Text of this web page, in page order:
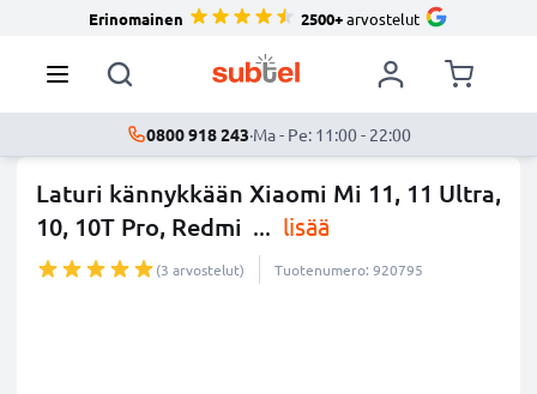
Erinomainen 2500+arvostelut
0800 918 243·Ma - Pe: 11:00 - 22:00
Laturi kännykkään Xiaomi Mi 11, 11 Ultra,
10, 10T Pro, Redmi ... lisää
(3 arvostelut) Tuotenumero: 920795